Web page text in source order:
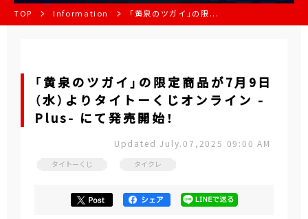
TOP Information 「黄泉のツガイ」の限...
「黄泉のツガイ」の限定商品が7月9日
（水）よりタイトーくじオンライン -
Plus- にて発売開始！
Updated July.07,2025 09:00 AM
タイトーくじ タイクレ